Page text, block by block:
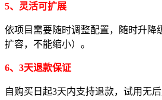
5、 灵活可扩展
依项目需要随时调整配置，随时升降
扩容，不能缩小）。
6、3天退款保证
自购买日起3天内支持退款，试用无